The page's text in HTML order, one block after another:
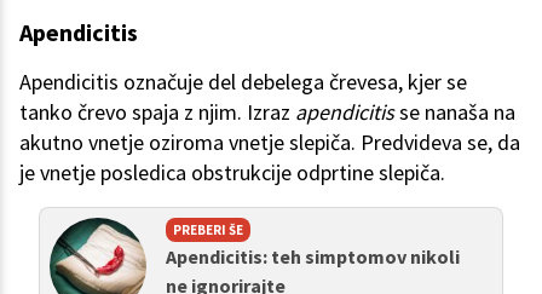
Apendicitis
Apendicitis označuje del debelega črevesa, kjer se
tanko črevo spaja z njim. Izraz apendicitisse nanaša na
akutno vnetje oziroma vnetje slepiča. Predvideva se, da
je vnetje posledica obstrukcije odprtine slepiča.
PREBERI ŠE
Apendicitis: teh simptomov nikoli
ne ignorirajte